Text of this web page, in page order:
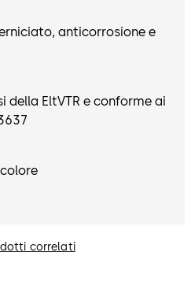
anticorrosione e
della EltVTR e conforme ai
correlati